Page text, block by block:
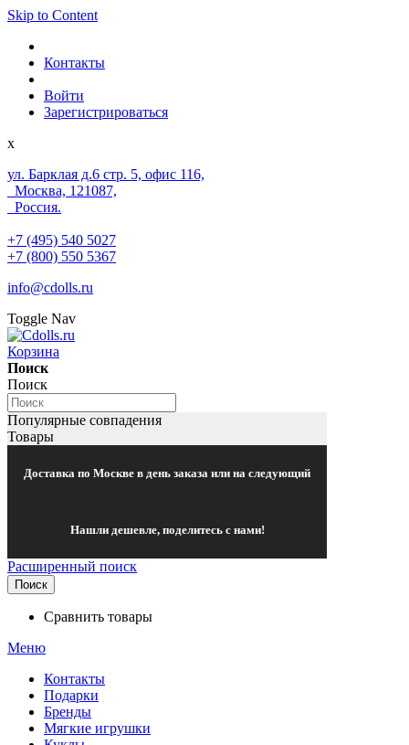
Skip to Content
Контакты
Войти
Зарегистрироваться
x
ул. Барклая д.6 стр. 5, офис 116,
Москва, 121087,
Россия.
+7 (495) 540 5027
+7 (800) 550 5367
info@cdolls.ru
Toggle Nav
Корзина
Поиск
Поиск
Популярные совпадения
Товары
Доставка по Москве в день заказа или на следующий
Нашли дешевле, поделитесь с нами!
Расширенный поиск
Поиск
Сравнить товары
Меню
Контакты
Подарки
Бренды
Мягкие игрушки